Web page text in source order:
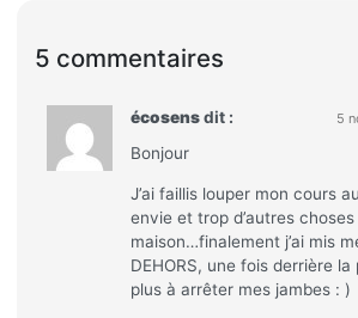
5 commentaires
écosens dit : 5
Bonjour
J’ai faillis louper mon cours
envie et trop d’autres
maison…finalement j’ai mis
DEHORS, une fois derrière la
plus à arrêter mes jambes : )